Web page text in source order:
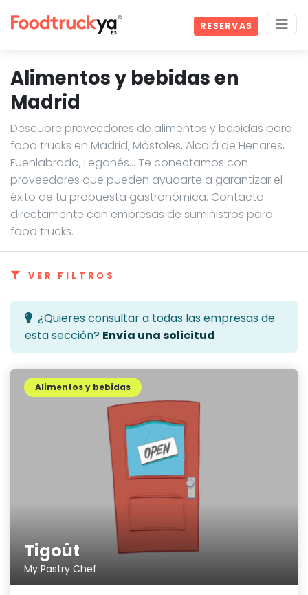
RESERVAS
Alimentos y bebidas en
Madrid
Descubre proveedores de alimentos y bebidas para
food trucks en Madrid, Móstoles, Alcalá de Henares,
Fuenlabrada, Leganés… Te conectamos con
proveedores que pueden ayudarte a garantizar el
éxito de tu propuesta gastronómica. Contacta
directamente con empresas de suministros para
food trucks.
VER FILTROS
¿Quieres consultar a todas las empresas de
esta sección? Envía una solicitud
Tigoût
My Pastry Chef
Alimentos y bebidas